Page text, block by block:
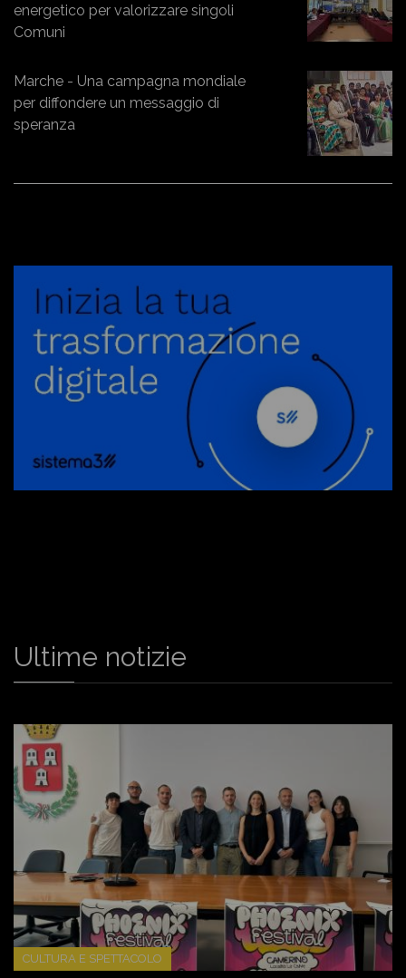
energetico per valorizzare singoli
Comuni
Marche - Una campagna mondiale
per diffondere un messaggio di
speranza
Ultime notizie
CULTURA E SPETTACOLO